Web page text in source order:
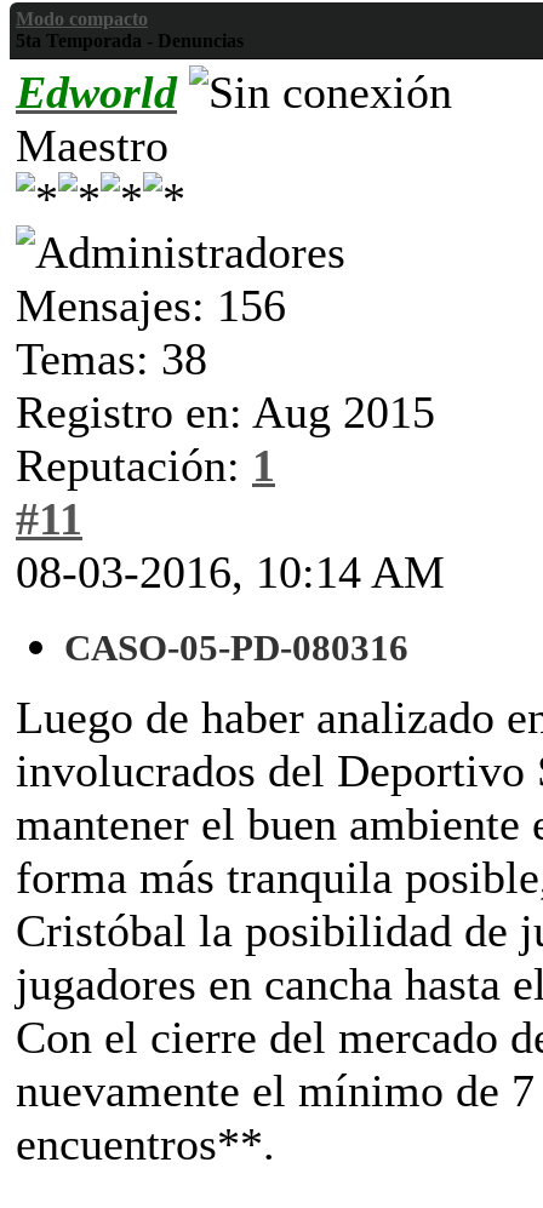
Modo compacto
5ta Temporada - Denuncias
Edworld
Maestro
Mensajes: 156
Temas: 38
Registro en: Aug 2015
Reputación: 1
#11
08-03-2016, 10:14 AM
CASO-05-PD-080316
Luego de haber analizado
involucrados del Deportivo
mantener el buen
forma más tranquila
Cristóbal la posibilidad de
jugadores en cancha hasta
Con el cierre del mercado
nuevamente el mínimo de
encuentros**.